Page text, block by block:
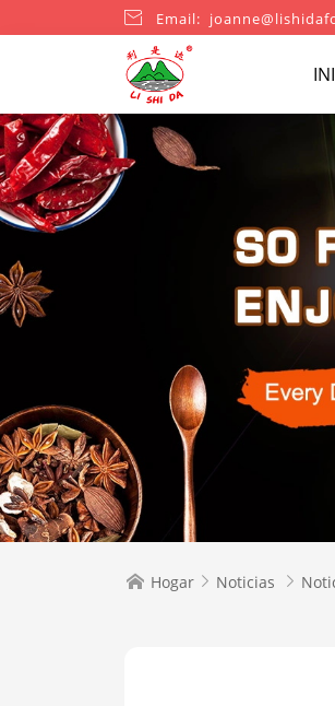
 Email:
 Hogar  Noticias 